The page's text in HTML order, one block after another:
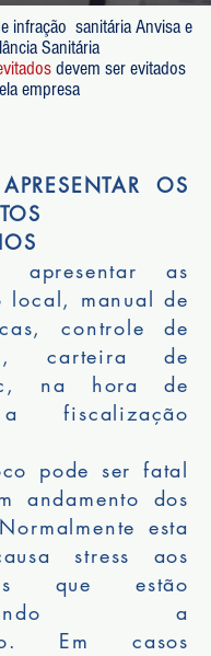
infração sanitária Anvisa e
Sanitária
devem ser evitados
empresa
OS
apresentar as
local, manual de
controle de
carteira de
na hora de
fiscalização
pode ser fatal
andamento dos
esta
stress aos
que estão
a
Em casos